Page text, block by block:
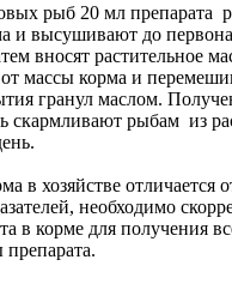
рыб 20 мл препарата
и высушивают до
вносят растительное
от массы корма и
гранул маслом.
скармливают рыбам из
в хозяйстве отличается
необходимо
в корме для получения